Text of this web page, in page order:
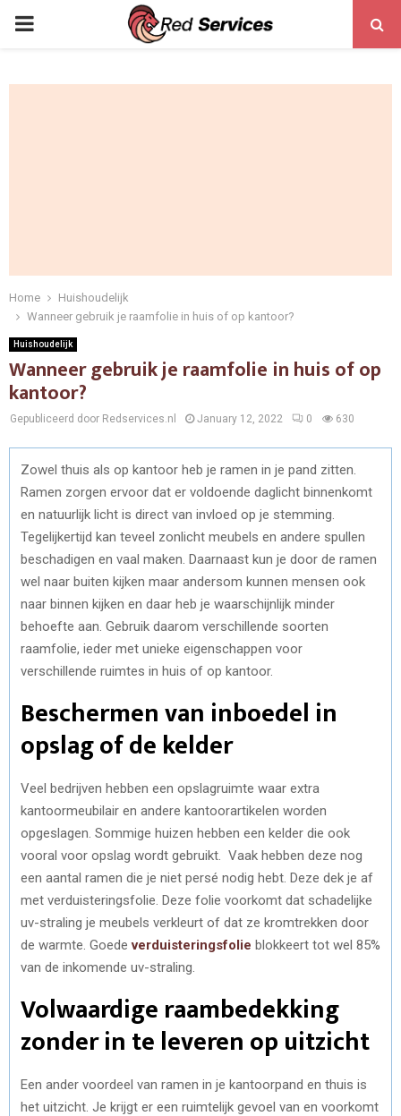
PRIMARY
Home
Huishoudelijk
Wanneer gebruik je raamfolie in huis of op kantoor?
Huishoudelijk
Wanneer gebruik je raamfolie in huis of op
kantoor?
Gepubliceerd door Redservices.nl January 12, 2022 0 630
Zowel thuis als op kantoor heb je ramen in je pand zitten.
Ramen zorgen ervoor dat er voldoende daglicht binnenkomt
en natuurlijk licht is direct van invloed op je stemming.
Tegelijkertijd kan teveel zonlicht meubels en andere spullen
beschadigen en vaal maken. Daarnaast kun je door de ramen
wel naar buiten kijken maar andersom kunnen mensen ook
naar binnen kijken en daar heb je waarschijnlijk minder
behoefte aan. Gebruik daarom verschillende soorten
raamfolie, ieder met unieke eigenschappen voor
verschillende ruimtes in huis of op kantoor.
Beschermen van inboedel in
opslag of de kelder
Veel bedrijven hebben een opslagruimte waar extra
kantoormeubilair en andere kantoorartikelen worden
opgeslagen. Sommige huizen hebben een kelder die ook
vooral voor opslag wordt gebruikt. Vaak hebben deze nog
een aantal ramen die je niet persé nodig hebt. Deze dek je af
met verduisteringsfolie. Deze folie voorkomt dat schadelijke
uv-straling je meubels verkleurt of dat ze kromtrekken door
de warmte. Goedeverduisteringsfolie blokkeert tot wel 85%
van de inkomende uv-straling.
Volwaardige raambedekking
zonder in te leveren op uitzicht
Een ander voordeel van ramen in je kantoorpand en thuis is
het uitzicht. Je krijgt er een ruimtelijk gevoel van en voorkomt